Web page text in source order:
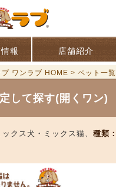
報 店舗紹介
ワンラブ HOME > ペット一覧
して探す(開くワン)
ックス犬・ミックス猫、 種類：